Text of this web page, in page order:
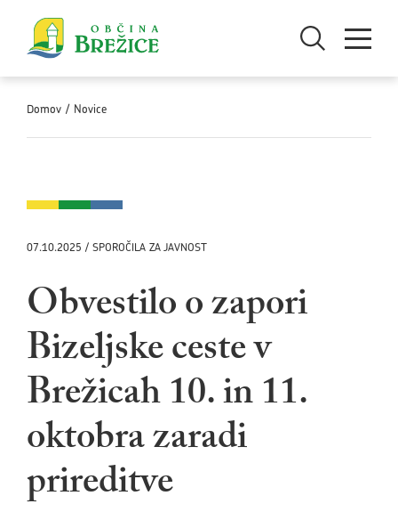
Odpri iskanjeOdpri meni
Domov / Novice
07.10.2025 / SPOROČILA ZA JAVNOST
Obvestilo o zapori
Bizeljske ceste v
Brežicah 10. in 11.
oktobra zaradi
prireditve